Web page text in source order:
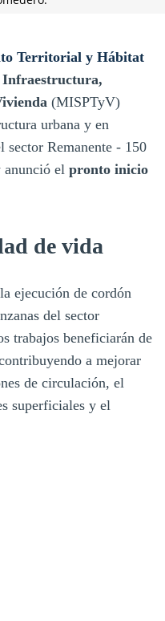
Territorial y Hábitat
(MISPTyV)
urbana y en
sector Remanente - 150
anunció el pronto inicio
de vida
ejecución de cordón
del sector
trabajos beneficiarán de
a mejorar
de circulación, el
superficiales y el